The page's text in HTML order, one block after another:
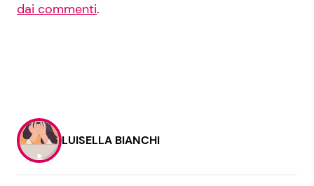
dai commenti.
LUISELLA BIANCHI